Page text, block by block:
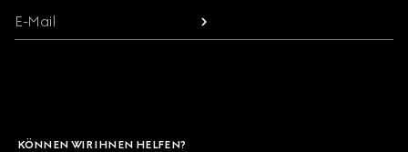
E-Mail
KÖNNEN WIR IHNEN HELFEN?